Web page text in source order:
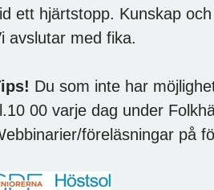
ett hjärtstopp. Kunskap
avslutar med fika.
Du som inte har
00 varje dag under
föreläsningar på